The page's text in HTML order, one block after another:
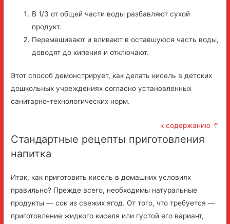
В 1/3 от общей части воды разбавляют сухой
продукт.
Перемешивают и вливают в оставшуюся часть воды,
доводят до кипения и отключают.
Этот способ демонстрирует, как делать кисель в детских
дошкольных учреждениях согласно установленных
санитарно-технологических норм.
к содержанию ↑
Стандартные рецепты приготовления
напитка
Итак, как приготовить кисель в домашних условиях
правильно? Прежде всего, необходимы натуральные
продукты — сок из свежих ягод. От того, что требуется —
приготовление жидкого киселя или густой его вариант,